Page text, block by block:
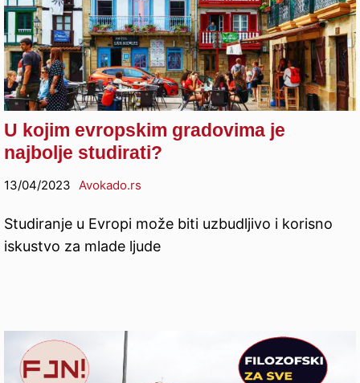
U kojim evropskim gradovima je
najbolje studirati?
13/04/2023 Avokado.rs
Studiranje u Evropi može biti uzbudljivo i korisno
iskustvo za mlade ljude